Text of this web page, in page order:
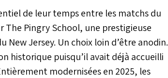
de leur temps entre les matchs du
The Pingry School, une prestigieuse
Jersey. Un choix loin d’être anodin.
historique puisqu’il avait déjà accueilli
modernisées en 2025, les